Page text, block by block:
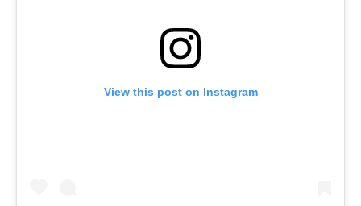
View this post on Instagram